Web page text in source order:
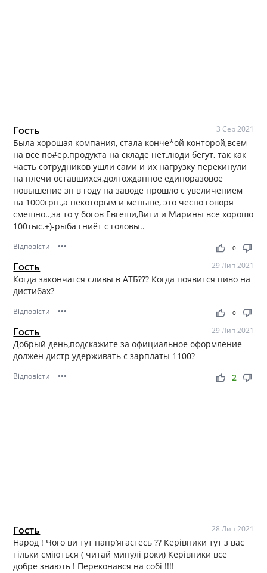
Гость 3 Сер 2021
Была хорошая компания, стала конче*ой конторой,всем
на все по#ер,продукта на складе нет,люди бегут, так как
часть сотрудников ушли сами и их нагрузку перекинули
на плечи оставшихся,долгожданное единоразовое
повышение зп в году на заводе прошло с увеличением
на 1000грн.,а некоторым и меньше, это чесно говоря
смешно..,за то у богов Евгеши,Вити и Марины все хорошо
100тыс.+)-рыба гниёт с головы..
Відповісти ••• thumb_up thumb_down
0
Гость 29 Лип 2021
Когда закончатся сливы в АТБ??? Когда появится пиво на
дистибах?
Відповісти ••• thumb_up thumb_down
0
Гость 29 Лип 2021
Добрый день,подскажите за официальное оформление
должен дистр удерживать с зарплаты 1100?
Відповісти ••• thumb_up thumb_down
2
Гость 28 Лип 2021
Народ ! Чого ви тут напр’ягаєтесь ?? Керівники тут з вас
тільки сміються ( читай минулі роки) Керівники все
добре знають ! Переконався на собі !!!!